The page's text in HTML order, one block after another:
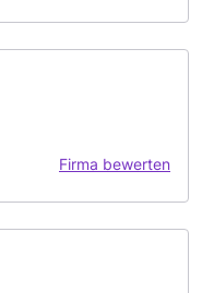
Firma bewerten